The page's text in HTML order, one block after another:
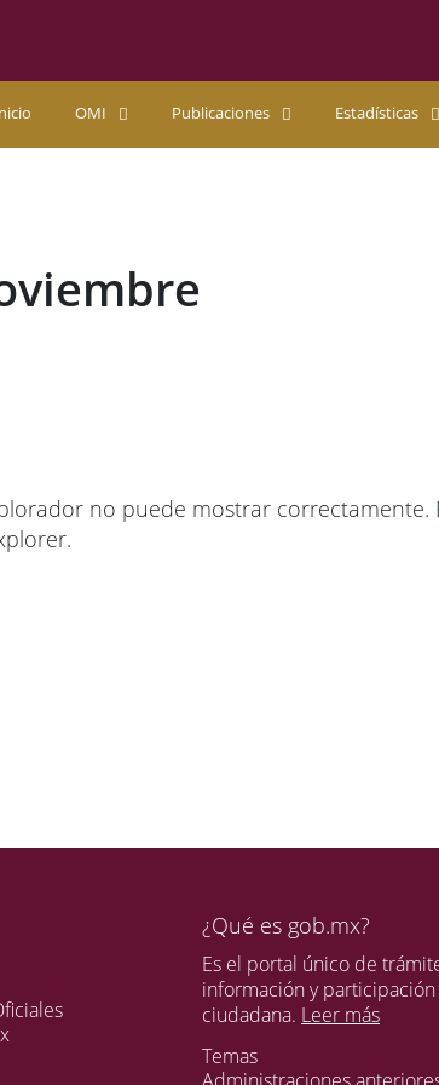
OMI Publicaciones Estadísticas
no puede mostrar correctamente.
¿Qué es gob.mx?
Es el portal único de
información y participación
ciudadana. Leer más
Temas